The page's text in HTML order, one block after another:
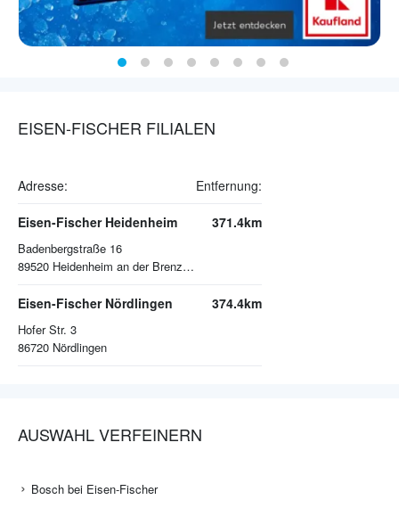
EISEN-FISCHER FILIALEN
Adresse: Entfernung:
Eisen-Fischer Heidenheim
Badenbergstraße 16
89520 Heidenheim an der Brenz Aufhausen
371.4km
Eisen-Fischer Nördlingen
Hofer Str. 3
86720 Nördlingen
374.4km
AUSWAHL VERFEINERN
Bosch bei Eisen-Fischer